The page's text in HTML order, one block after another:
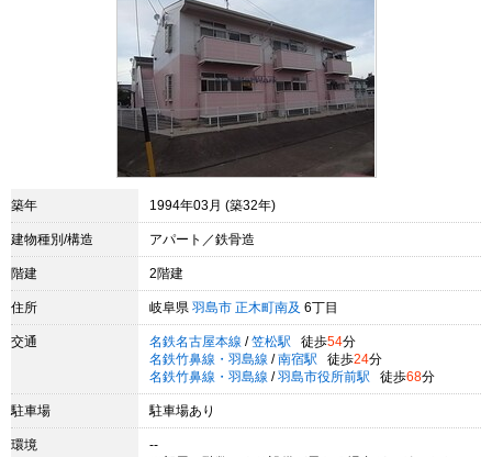
築年 1994年03月 (築32年)
建物種別/構造 アパート／鉄骨造
階建 2階建
住所 岐阜県 羽島市 正木町南及 6丁目
交通 名鉄名古屋本線 / 笠松駅 徒歩54分
名鉄竹鼻線・羽島線 / 南宿駅 徒歩24分
名鉄竹鼻線・羽島線 / 羽島市役所前駅 徒歩68分
駐車場 駐車場あり
環境
--